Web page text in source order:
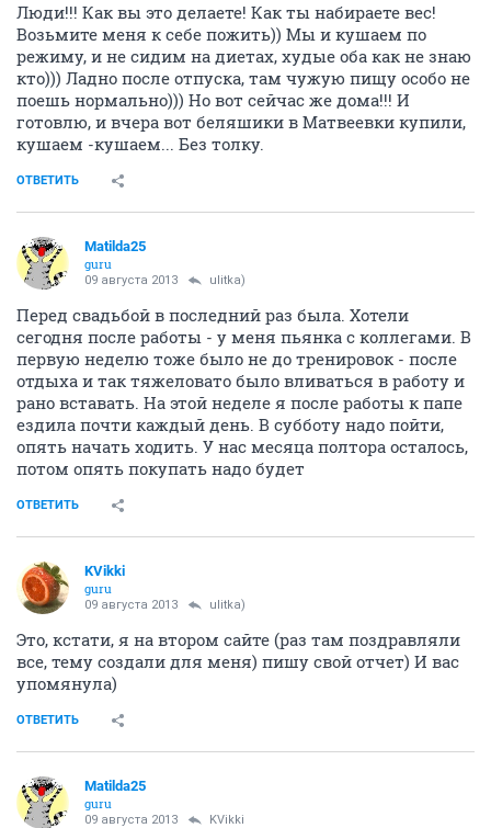
Люди!!! Как вы это делаете! Как ты набираете вес!
Возьмите меня к себе пожить)) Мы и кушаем по
режиму, и не сидим на диетах, худые оба как не знаю
кто))) Ладно после отпуска, там чужую пищу особо не
поешь нормально))) Но вот сейчас же дома!!! И
готовлю, и вчера вот беляшики в Матвеевки купили,
кушаем -кушаем... Без толку.
ОТВЕТИТЬ
Matilda25
guru
09 августа 2013 ulitka)
Перед свадьбой в последний раз была. Хотели
сегодня после работы - у меня пьянка с коллегами. В
первую неделю тоже было не до тренировок - после
отдыха и так тяжеловато было вливаться в работу и
рано вставать. На этой неделе я после работы к папе
ездила почти каждый день. В субботу надо пойти,
опять начать ходить. У нас месяца полтора осталось,
потом опять покупать надо будет
ОТВЕТИТЬ
KVikki
guru
09 августа 2013 ulitka)
Это, кстати, я на втором сайте (раз там поздравляли
все, тему создали для меня) пишу свой отчет) И вас
упомянула)
ОТВЕТИТЬ
Matilda25
guru
09 августа 2013 KVikki